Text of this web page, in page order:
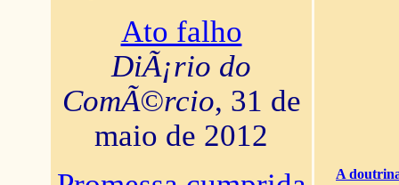
Ato falho
DiÃ¡rio do
ComÃ©rcio, 31 de
maio de 2012
A